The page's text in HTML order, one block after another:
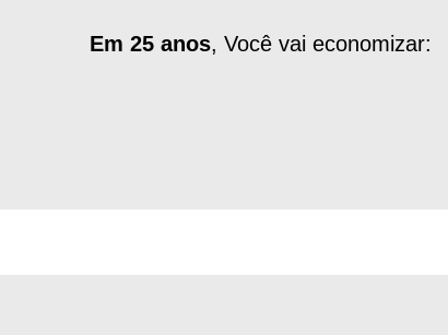
Em 25 anos, Você vai economizar: